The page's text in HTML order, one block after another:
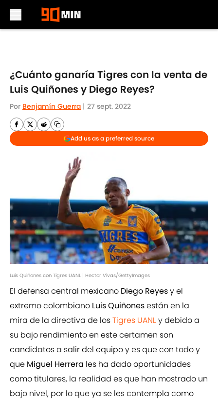
¿Cuánto ganaría Tigres con la venta de
Luis Quiñones y Diego Reyes?
Por Benjamín Guerra | 27 sept. 2022
Add us as a preferred source
Luis Quiñones con Tigres UANL | Hector Vivas/GettyImages
El defensa central mexicano Diego Reyesy el
extremo colombiano Luis Quiñonesestán en la
mira de la directiva de losTigres UANLy debido a
su bajo rendimiento en este certamen son
candidatos a salir del equipo y es que con todo y
que Miguel Herrera les ha dado oportunidades
como titulares, la realidad es que han mostrado un
bajo nivel, por lo que ya se les contempla como